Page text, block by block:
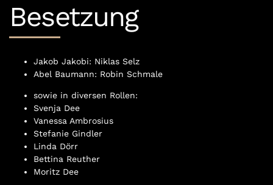
Besetzung
Jakob Jakobi: Niklas Selz
Abel Baumann: Robin Schmale
sowie in diversen Rollen:
Svenja Dee
Vanessa Ambrosius
Stefanie Gindler
Linda Dörr
Bettina Reuther
Moritz Dee